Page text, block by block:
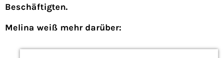
Beschäftigten.
Melina weiß mehr darüber: